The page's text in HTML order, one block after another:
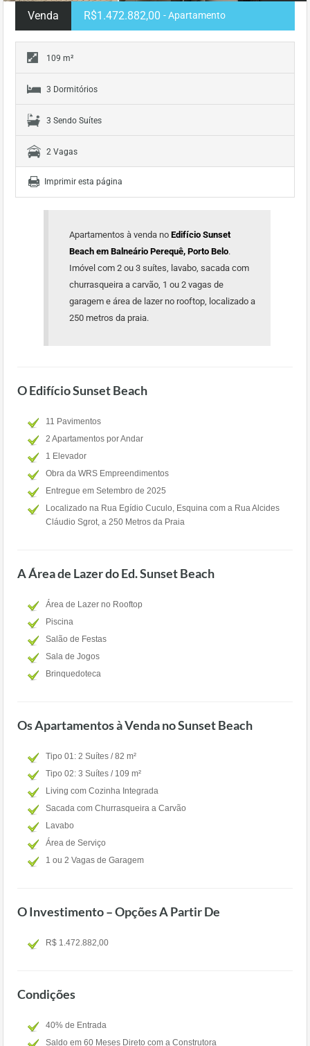
Venda R$1.472.882,00 - Apartamento
109 m²
3 Dormitórios
3 Sendo Suítes
2 Vagas
Imprimir esta página
Apartamentos à venda no Edifício Sunset
Beach em Balneário Perequê, Porto Belo.
Imóvel com 2 ou 3 suítes, lavabo, sacada com
churrasqueira a carvão, 1 ou 2 vagas de
garagem e área de lazer no rooftop, localizado a
250 metros da praia.
O Edifício Sunset Beach
11 Pavimentos
2 Apartamentos por Andar
1 Elevador
Obra da WRS Empreendimentos
Entregue em Setembro de 2025
Localizado na Rua Egídio Cuculo, Esquina com a Rua Alcides
Cláudio Sgrot, a 250 Metros da Praia
A Área de Lazer do Ed. Sunset Beach
Área de Lazer no Rooftop
Piscina
Salão de Festas
Sala de Jogos
Brinquedoteca
Os Apartamentos à Venda no Sunset Beach
Tipo 01: 2 Suítes / 82 m²
Tipo 02: 3 Suítes / 109 m²
Living com Cozinha Integrada
Sacada com Churrasqueira a Carvão
Lavabo
Área de Serviço
1 ou 2 Vagas de Garagem
O Investimento – Opções A Partir De
R$ 1.472.882,00
Condições
40% de Entrada
Saldo em 60 Meses Direto com a Construtora